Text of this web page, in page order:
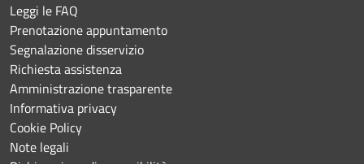
Leggi le FAQ
Prenotazione appuntamento
Segnalazione disservizio
Richiesta assistenza
Amministrazione trasparente
Informativa privacy
Cookie Policy
Note legali